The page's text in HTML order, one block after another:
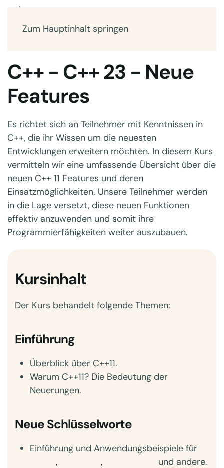
Zum Hauptinhalt springen
C++ - C++ 23 - Neue
Features
Es richtet sich an Teilnehmer mit Kenntnissen in
C++, die ihr Wissen um die neuesten
Entwicklungen erweitern möchten. In diesem Kurs
vermitteln wir eine umfassende Übersicht über die
neuen C++ 11 Features und deren
Einsatzmöglichkeiten. Unsere Teilnehmer werden
in die Lage versetzt, diese neuen Funktionen
effektiv anzuwenden und somit ihre
Programmierfähigkeiten weiter auszubauen.
Kursinhalt
Der Kurs behandelt folgende Themen:
Einführung
Überblick über C++11.
Warum C++11? Die Bedeutung der
Neuerungen.
Neue Schlüsselworte
Einführung und Anwendungsbeispiele für
, , und andere.